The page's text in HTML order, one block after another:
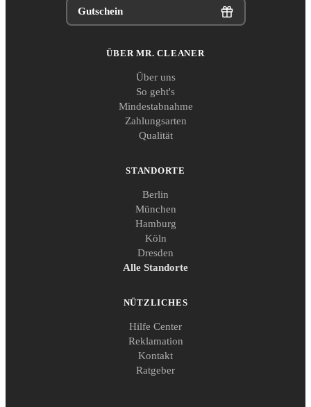
Gutschein
ÜBER MR. CLEANER
Über uns
So geht's
Mindestabnahme
Zahlungsarten
Qualität
STANDORTE
Berlin
München
Hamburg
Köln
Dresden
Alle Standorte
NÜTZLICHES
Hilfe Center
Reklamation
Kontakt
Ratgeber